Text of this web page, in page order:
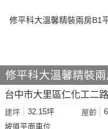
修平科大溫馨精裝
台中市大里區仁化工二路
建坪 32.15坪 屋齡
坡道平面車位